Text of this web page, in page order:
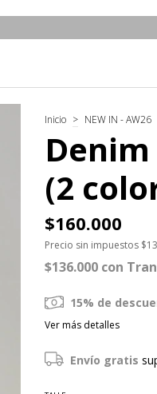
Inicio > NEW IN - AW26
(2
$160.000
Precio sin impuestos
$136.000 con
15% de
Ver más detalles
Envío gratis